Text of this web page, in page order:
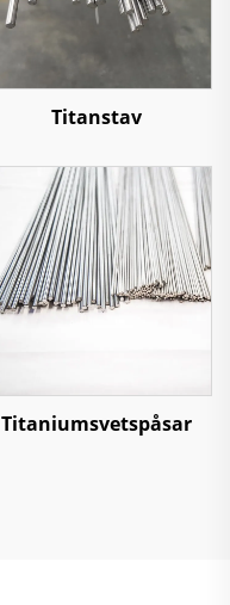
Titanstav
Titaniumsvetspåsar